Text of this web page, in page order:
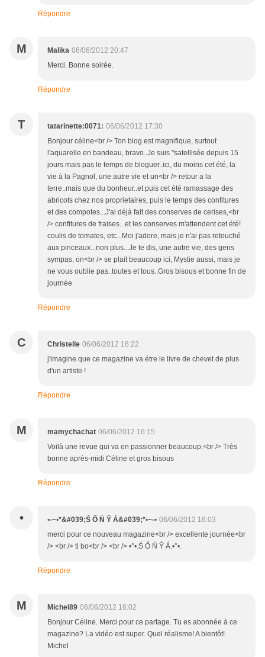
Répondre
M Malika 06/06/2012 20:47
Merci. Bonne soirée.
Répondre
T tatarinette:0071: 06/06/2012 17:30
Bonjour céline<br /> Ton blog est magnifique, surtout
l'aquarelle en bandeau, bravo..Je suis "satellisée depuis 15
jours mais pas le temps de bloguer..ici, du moins cet été, la
vie à la Pagnol, une autre vie et un<br /> retour a la
terre..mais que du bonheur..et puis cet été ramassage des
abricots chez nos proprietaires, puis le temps des confitures
et des compotes...J'ai déjà fait des conserves de cerises,<br
/> confitures de fraises...et les conserves m'attendent cet été!
coulis de tomates, etc...Moi j'adore, mais je n'ai pas retouché
aux pinceaux...non plus...Je te dis, une autre vie, des gens
sympas, on<br /> se plait beaucoup ici, Mystie aussi, mais je
ne vous oublie pas..toutes et tous..Gros bisous et bonne fin de
journée
Répondre
C Christelle 06/06/2012 16:22
j'imagine que ce magazine va étre le livre de chevet de plus
d'un artiste !
Répondre
M mamychachat 06/06/2012 16:15
Voilà une revue qui va en passionner beaucoup.<br /> Très
bonne après-midi Céline et gros bisous
Répondre
• •-~•*&#039;Ś Ő Ń Ŷ Á&#039;*•~-• 06/06/2012 16:03
merci pour ce nouveau magazine<br /> excellente journée<br
/> <br /> ti bo<br /> <br /> •°•.Ś Ő Ń Ŷ Á.•°•.
Répondre
M Michel89 06/06/2012 16:02
Bonjour Céline. Merci pour ce partage. Tu es abonnée à ce
magazine? La vidéo est super. Quel réalisme! A bientôt!
Michel